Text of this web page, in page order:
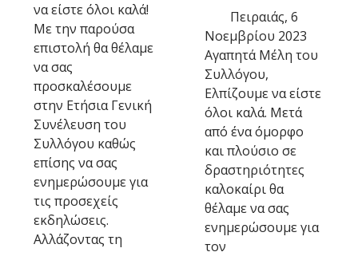
να είστε όλοι καλά!
Με την παρούσα
επιστολή θα θέλαμε
να σας
προσκαλέσουμε
στην Ετήσια Γενική
Συνέλευση του
Συλλόγου καθώς
επίσης να σας
ενημερώσουμε για
τις προσεχείς
εκδηλώσεις.
Αλλάζοντας τη
Πειραιάς, 6
Νοεμβρίου 2023
Αγαπητά Μέλη του
Συλλόγου,
Ελπίζουμε να είστε
όλοι καλά. Μετά
από ένα όμορφο
και πλούσιο σε
δραστηριότητες
καλοκαίρι θα
θέλαμε να σας
ενημερώσουμε για
τον